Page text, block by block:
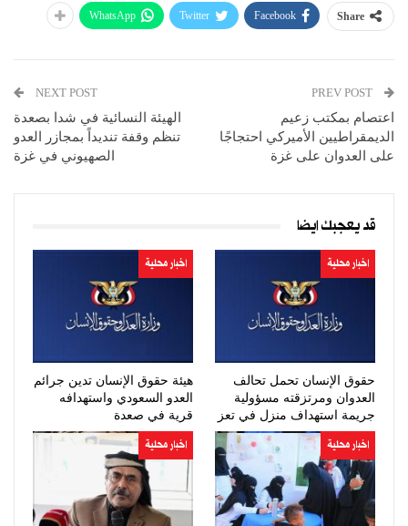
Share
Facebook
Twitter
WhatsApp
اعتصام بمكتب زعيم
الديمقراطيين الأميركي احتجاجًا
على العدوان على غزة
NEXT POST
الهيئة النسائية في شدا بصعدة
تنظم وقفة تنديداً بمجازر العدو
الصهيوني في غزة
قد يعجبك ايضا
اخبار محلية
حقوق الإنسان تحمل تحالف
العدوان ومرتزقته مسؤولية
جريمة استهداف منزل في تعز
اخبار محلية
هيئة حقوق الإنسان تدين جرائم
العدو السعودي واستهدافه
قرية في صعدة
اخبار محلية اخبار محلية